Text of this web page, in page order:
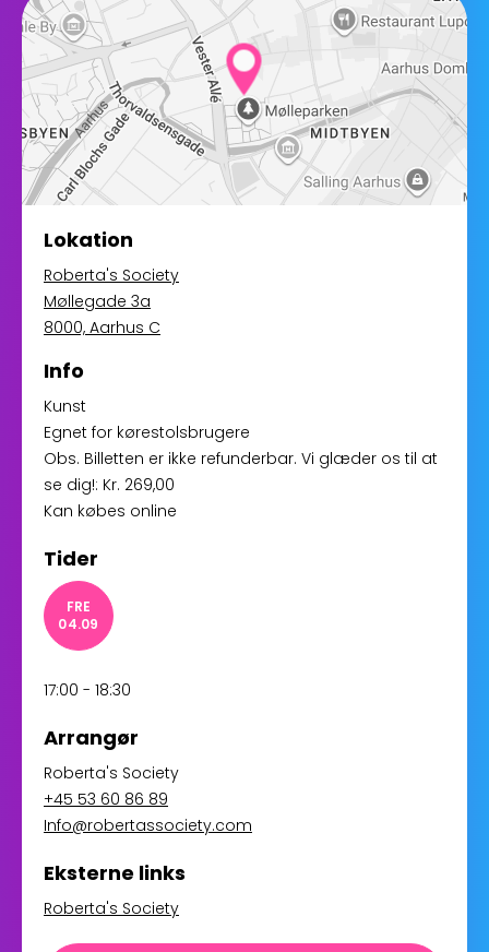
Lokation
Roberta's Society
Møllegade 3a
8000, Aarhus C
Info
Kunst
Egnet for kørestolsbrugere
Obs. Billetten er ikke refunderbar. Vi glæder os til at
se dig!: Kr. 269,00
Kan købes online
Tider
FRE
04.09
17:00 - 18:30
Arrangør
Roberta's Society
+45 53 60 86 89
Info@robertassociety.com
Eksterne links
Roberta's Society